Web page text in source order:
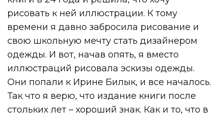
рисовать к ней иллюстрации. К тому
времени я давно забросила рисование и
свою школьную мечту стать дизайнером
одежды. И вот, начав опять, я вместо
иллюстраций рисовала эскизы одежды.
Они попали к Ирине Билык, и все началось.
Так что я верю, что издание книги после
стольких лет – хороший знак. Как и то, что в